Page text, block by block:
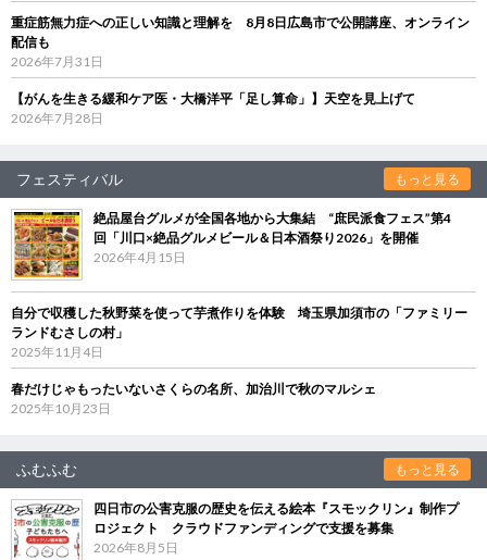
重症筋無力症への正しい知識と理解を 8月8日広島市で公開講座、オンライン
配信も
2026年7月31日
【がんを生きる緩和ケア医・大橋洋平「足し算命」】天空を見上げて
2026年7月28日
フェスティバル もっと見る
絶品屋台グルメが全国各地から大集結 “庶民派食フェス”第4
回「川口×絶品グルメビール＆日本酒祭り2026」を開催
2026年4月15日
自分で収穫した秋野菜を使って芋煮作りを体験 埼玉県加須市の「ファミリー
ランドむさしの村」
2025年11月4日
春だけじゃもったいないさくらの名所、加治川で秋のマルシェ
2025年10月23日
ふむふむ もっと見る
四日市の公害克服の歴史を伝える絵本『スモックリン』制作プ
ロジェクト クラウドファンディングで支援を募集
2026年8月5日